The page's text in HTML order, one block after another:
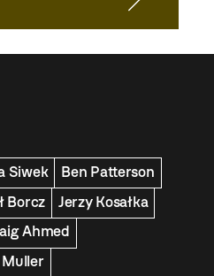
Siwek
Ben Patterson
Borcz
Jerzy Kosałka
Ahmed